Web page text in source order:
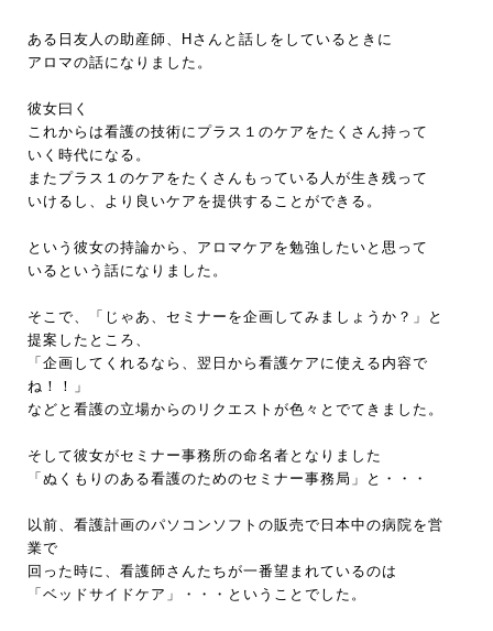
ある日友人の助産師、Hさんと話しをしているときに
アロマの話になりました。
彼女曰く
これからは看護の技術にプラス１のケアをたくさん持って
いく時代になる。
またプラス１のケアをたくさんもっている人が生き残って
いけるし、より良いケアを提供することができる。
という彼女の持論から、アロマケアを勉強したいと思って
いるという話になりました。
そこで、「じゃあ、セミナーを企画してみましょうか？」と
提案したところ、
「企画してくれるなら、翌日から看護ケアに使える内容で
ね！！」
などと看護の立場からのリクエストが色々とでてきました。
そして彼女がセミナー事務所の命名者となりました
「ぬくもりのある看護のためのセミナー事務局」と・・・
以前、看護計画のパソコンソフトの販売で日本中の病院を営
業で
回った時に、看護師さんたちが一番望まれているのは
「ベッドサイドケア」・・・ということでした。